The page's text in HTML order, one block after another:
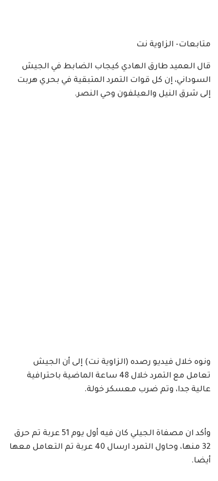
متابعات- الزاوية نت
قال العميد طارق الهادي كيجاب الضابط في الجيش
السوداني، إن كل قوات التمرد المتبقية في بحري هربت
إلى شرق النيل والعيلفون وحي النصر.
ونوه خلال فيديو رصده (الزاوية نت) إلى أن الجيش
تعامل مع التمرد خلال 48 ساعة الماضية باحترافية
عالية جدا، وتم ضرب معسكر خولة.
وأكد ان مصفاة الجيلي كان فيه أول يوم 51 عربة تم حرق
32 منها، وحاول التمرد ارسال 40 عربة تم التعامل معها
أيضا.